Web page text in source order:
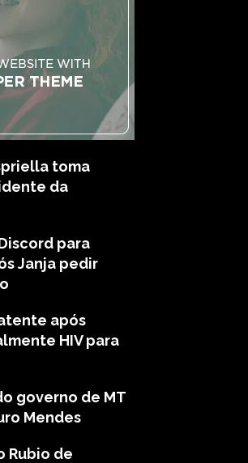
toma
da
para
Janja pedir
após
HIV para
governo de MT
Mendes
Rubio de